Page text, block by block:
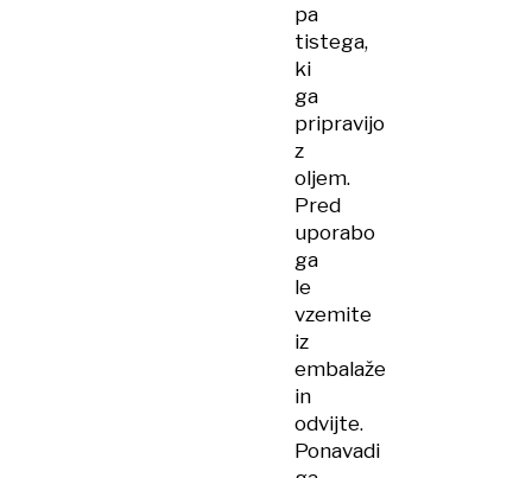
pa
tistega,
ki
ga
pripravijo
z
oljem.
Pred
uporabo
ga
le
vzemite
iz
embalaže
in
odvijte.
Ponavadi